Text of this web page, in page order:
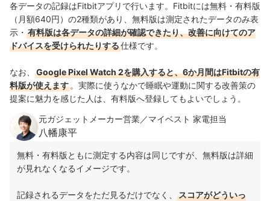
各データの記録はFitbitアプリで行います。Fitbitには無料・有料版
（月額640円）の2種類があり、無料版は測定されたデータのみ表
示・ 有料版は各データの詳細が確認できたり、改善に向けてのア
ドバイスを受けられたりする仕様です。
なお、
Google Pixel Watch 2を購入すると、6か月間はFitbitの有
料版が使えます。実際に使うなかで睡眠や運動に関する改善策の
提案に魅力を感じた人は、有料版へ登録してもよいでしょう。
元ガジェットメーカー営業／マイベスト 家電担当
八幡康平
無料・有料版ともに測定する内容は同じですが、無料版は詳細
が見れなくなるイメージです。
記録されるデータをただ見るだけでなく、
スコアがどういっ